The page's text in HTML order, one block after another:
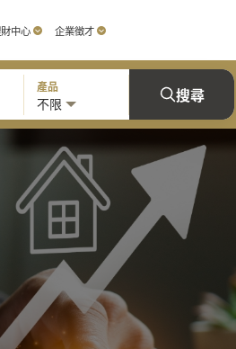
中心 企業徵才
產品
不限 搜尋